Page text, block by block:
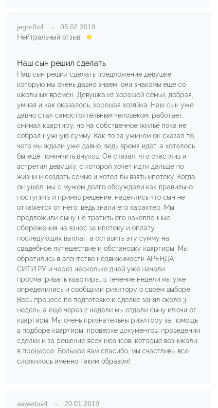
jegor0v4
05.02.2019
Нейтральный отзыв:
Наш сын решил сделать
Наш сын решил сделать предложение девушке,
которую мы очень давно знаем, они знакомы ещё со
школьных времён. Девушка из хорошей семьи, добрая,
умная и как оказалось, хорошая хозяйка. Наш сын уже
давно стал самостоятельным человеком, работает,
снимал квартиру, но на собственное жильё пока не
собрал нужную сумму. Как-то за ужином он сказал то,
чего мы ждали уже давно, ведь время идёт, а хотелось
бы ещё понянчить внуков. Он сказал, что счастлив и
встретил девушку, с которой хочет идти дальше по
жизни и создать семью и хотел бы взять ипотеку. Когда
он ушёл, мы с мужем долго обсуждали как правильно
поступить и приняв решение, надеялись что сын не
откажется от него, ведь знали его характер. Мы
предложили сыну не тратить его накопленные
сбережения на взнос за ипотеку и оплату
последующих выплат, а оставить эту сумму на
свадебное путешествие и обстановку квартиры. Мы
обратились в агентство недвижимости АРЕНДА-
СИТИ.РУ и через несколько дней уже начали
просматривать квартиры, в течение недели мы уже
определились и сообщили риэлтору о своём выборе.
Весь процесс по подготовке к сделке занял около 3
недель, а ещё через 2 недели мы отдали сыну ключи от
квартиры. Мы очень признательны риэлтору за помощь
в подборе квартиры, проверке документов, проведении
сделки и за решение всех нюансов, которые возникали
в процессе. Большое вам спасибо, мы счастливы все
сложилось именно таким образом!
aswetlov4
20.01.2019